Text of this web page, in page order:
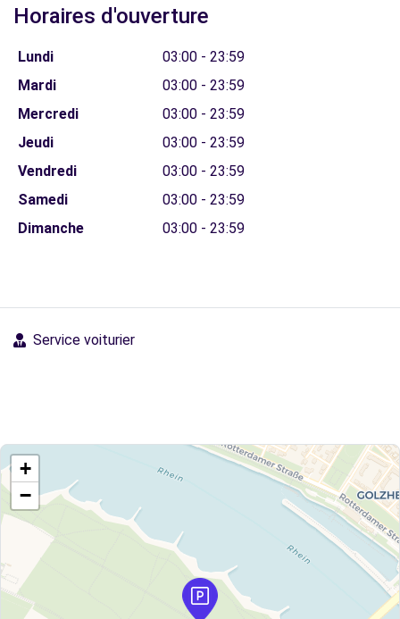
Horaires d'ouverture
Lundi
03:00 - 23:59
Mardi
03:00 - 23:59
Mercredi
03:00 - 23:59
Jeudi
03:00 - 23:59
Vendredi
03:00 - 23:59
Samedi
03:00 - 23:59
Dimanche
03:00 - 23:59
Service voiturier
+
−